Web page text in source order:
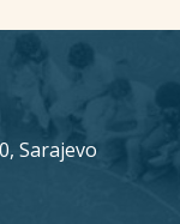
Sarajevo